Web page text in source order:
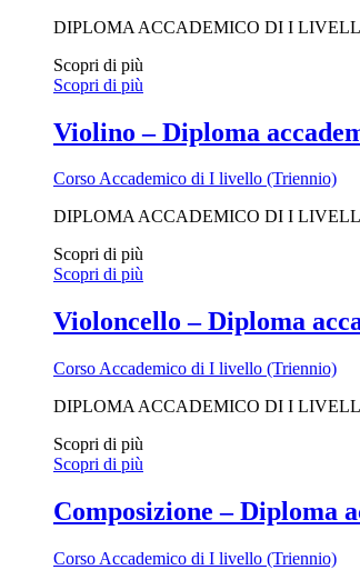
DIPLOMA ACCADEMICO DI I
Scopri di più
Scopri di più
Violino – Diploma
Corso Accademico di I livello (Triennio)
DIPLOMA ACCADEMICO DI I
Scopri di più
Scopri di più
Violoncello – Diploma
Corso Accademico di I livello (Triennio)
DIPLOMA ACCADEMICO DI I
Scopri di più
Scopri di più
Composizione – Diploma
Corso Accademico di I livello (Triennio)